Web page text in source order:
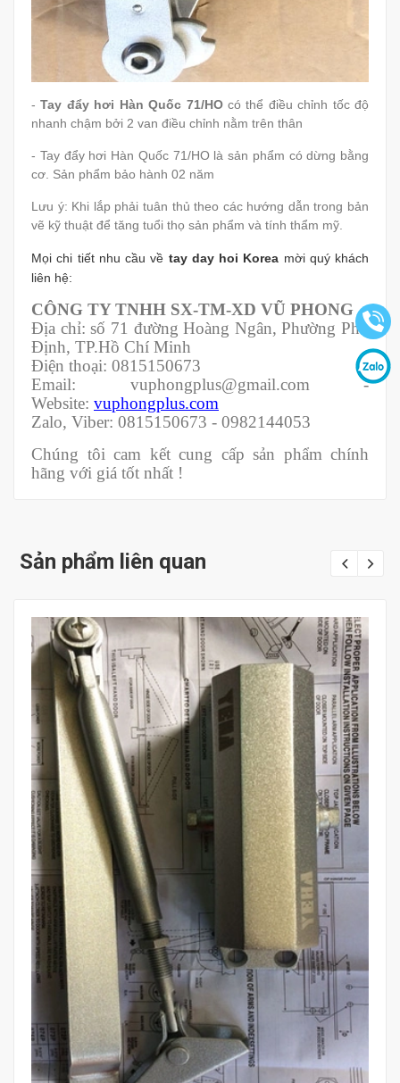
-Tay đẩy hơi Hàn Quốc 71/HOcó thể điều chỉnh tốc độ
nhanh chậm bởi 2 van điều chỉnh nằm trên thân
- Tay đẩy hơi Hàn Quốc 71/HO là sản phẩm có dừng bằng
cơ. Sản phẩm bảo hành 02 năm
Lưu ý: Khi lắp phải tuân thủ theo các hướng dẫn trong bản
vẽ kỹ thuật để tăng tuổi thọ sản phẩm và tính thẩm mỹ.
Mọi chi tiết nhu cầu về tay day hoi Korea mời quý khách
liên hệ:
CÔNG TY TNHH SX-TM-XD VŨ PHONG
Địa chỉ: số 71 đường Hoàng Ngân, Phường Phú
Định, TP.Hồ Chí Minh
Điện thoại: 0815150673
Email: vuphongplus@gmail.com -
Website: vuphongplus.com
Zalo, Viber: 0815150673 - 0982144053
Chúng tôi cam kết cung cấp sản phẩm chính
hãng với giá tốt nhất !
Sản phẩm liên quan
Mua hàng